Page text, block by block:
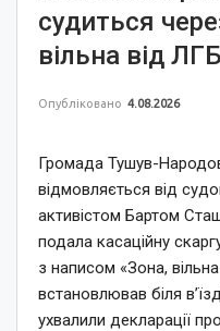
судиться
вільна від
Опубліковано 4.08.2026
Громада Тушув-
відмовляється від
активістом Бартом
подала касаційну
з написом «Зона,
встановлював біля
ухвалили декларації